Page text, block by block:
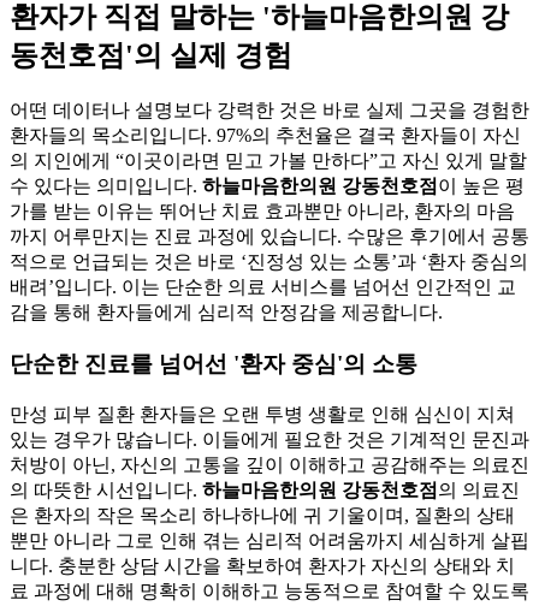
환자가 직접 말하는 '하늘마음한의원 강
동천호점'의 실제 경험
어떤 데이터나 설명보다 강력한 것은 바로 실제 그곳을 경험한
환자들의 목소리입니다. 97%의 추천율은 결국 환자들이 자신
의 지인에게 “이곳이라면 믿고 가볼 만하다”고 자신 있게 말할
수 있다는 의미입니다. 하늘마음한의원 강동천호점 이 높은 평
가를 받는 이유는 뛰어난 치료 효과뿐만 아니라, 환자의 마음
까지 어루만지는 진료 과정에 있습니다. 수많은 후기에서 공통
적으로 언급되는 것은 바로 ‘진정성 있는 소통’과 ‘환자 중심의
배려’입니다. 이는 단순한 의료 서비스를 넘어선 인간적인 교
감을 통해 환자들에게 심리적 안정감을 제공합니다.
단순한 진료를 넘어선 '환자 중심'의 소통
만성 피부 질환 환자들은 오랜 투병 생활로 인해 심신이 지쳐
있는 경우가 많습니다. 이들에게 필요한 것은 기계적인 문진과
처방이 아닌, 자신의 고통을 깊이 이해하고 공감해주는 의료진
의 따뜻한 시선입니다. 하늘마음한의원 강동천호점 의 의료진
은 환자의 작은 목소리 하나하나에 귀 기울이며, 질환의 상태
뿐만 아니라 그로 인해 겪는 심리적 어려움까지 세심하게 살핍
니다. 충분한 상담 시간을 확보하여 환자가 자신의 상태와 치
료 과정에 대해 명확히 이해하고 능동적으로 참여할 수 있도록